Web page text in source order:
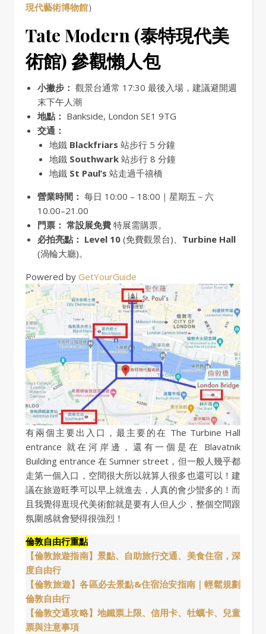
現代藝術博物館）
Tate Modern (泰特現代美
術館) 參觀懶人包
小撇步： 觀景台通常 17:30 最後入場，建議避開週
末下午人潮
地點： Bankside, London SE1 9TG
交通：
地鐵 Blackfriars 站步行 5 分鐘
地鐵 Southwark 站步行 8 分鐘
地鐵 St Paul’s 站走過千禧橋
營業時間： 每日 10:00 – 18:00｜星期五－六
10.00–21.00
門票： 常設展免費 特展需購票。
必拍亮點： Level 10 (免費觀景台)、 Turbine Hall
(渦輪大廳)。
Powered by GetYourGuide
有兩個主要出入口，最主要的在 The Turbine Hall
entrance 就在河岸邊，還有一個是在 Blavatnik
Building entrance 在 Sumner street，但一般人幾乎都
走第一個入口，空間很大所以就算人很多也還可以！建
議在旅遊旺季可以早上就進去，人真的會少蠻多的！而
且我覺得逛現代美術館就是要有人但人少，整個空間跟
氛圍感就會變得很強烈！
倫敦自由行重點
【倫敦旅遊指南】景點、自助旅行交通、美食住宿，深
度自由行
【倫敦旅遊】各區必去景點&住宿治安指南｜輕鬆規劃
倫敦自由行
【倫敦交通攻略】地鐵票上限、信用卡、牡蠣卡、兒童
票與注意事項